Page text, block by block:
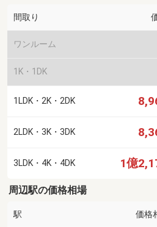
間取り
ワンルーム
1K・1DK
1LDK・2K・2DK
2LDK・3K・3DK
3LDK・4K・4DK 1億
周辺駅の価格相場
駅 価格